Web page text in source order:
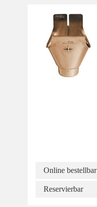
Online bestellbar
Reservierbar